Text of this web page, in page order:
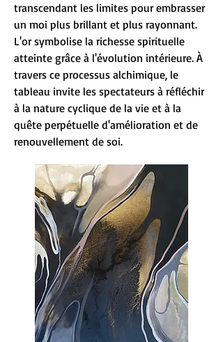
transcendant les limites pour embrasser
un moi plus brillant et plus rayonnant.
L'or symbolise la richesse spirituelle
atteinte grâce à l'évolution intérieure. À
travers ce processus alchimique, le
tableau invite les spectateurs à réfléchir
à la nature cyclique de la vie et à la
quête perpétuelle d'amélioration et de
renouvellement de soi.